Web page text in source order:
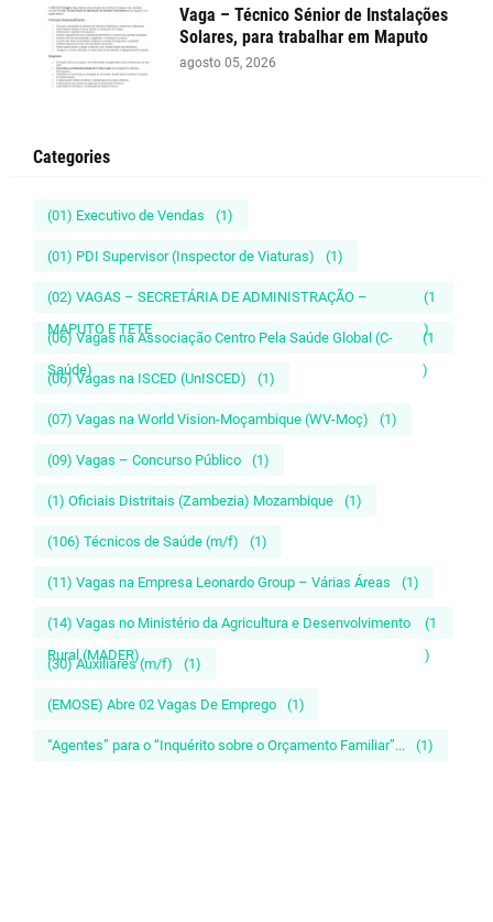
Vaga – Técnico Sénior de Instalações
Solares, para trabalhar em Maputo
agosto 05, 2026
Categories
(01) Executivo de Vendas (1)
(01) PDI Supervisor (Inspector de Viaturas) (1)
(02) VAGAS – SECRETÁRIA DE ADMINISTRAÇÃO –
MAPUTO E TETE
(1
)
(06) Vagas na Associação Centro Pela Saúde Global (C-
Saúde)
(1
)
(06) Vagas na ISCED (UnISCED) (1)
(07) Vagas na World Vision-Moçambique (WV-Moç) (1)
(09) Vagas – Concurso Público (1)
(1) Oficiais Distritais (Zambezia) Mozambique (1)
(106) Técnicos de Saúde (m/f) (1)
(11) Vagas na Empresa Leonardo Group – Várias Áreas (1)
(14) Vagas no Ministério da Agricultura e Desenvolvimento
Rural (MADER)
(1
)
(30) Auxiliares (m/f) (1)
(EMOSE) Abre 02 Vagas De Emprego (1)
“Agentes” para o “Inquérito sobre o Orçamento Familiar”... (1)